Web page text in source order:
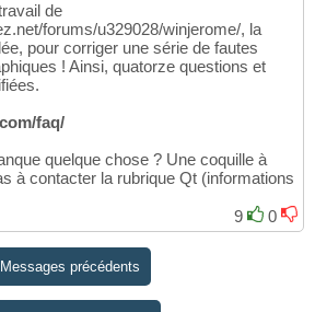
de
forums/u329028/winjerome/, la
pour corriger une série de fautes
! Ainsi, quatorze questions et
faq/
quelque chose ? Une coquille à
à contacter la rubrique Qt (informations
9
0
Messages précédents